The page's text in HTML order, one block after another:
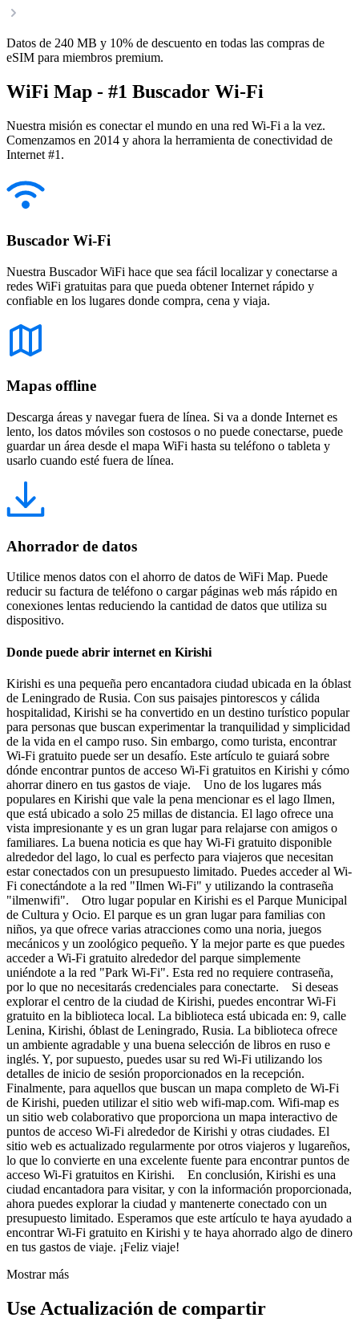
Datos de 240 MB y 10% de descuento en todas las compras de
eSIM para miembros premium.
WiFi Map - #1 Buscador Wi-Fi
Nuestra misión es conectar el mundo en una red Wi-Fi a la vez.
Comenzamos en 2014 y ahora la herramienta de conectividad de
Internet #1.
Buscador Wi-Fi
Nuestra Buscador WiFi hace que sea fácil localizar y conectarse a
redes WiFi gratuitas para que pueda obtener Internet rápido y
confiable en los lugares donde compra, cena y viaja.
Mapas offline
Descarga áreas y navegar fuera de línea. Si va a donde Internet es
lento, los datos móviles son costosos o no puede conectarse, puede
guardar un área desde el mapa WiFi hasta su teléfono o tableta y
usarlo cuando esté fuera de línea.
Ahorrador de datos
Utilice menos datos con el ahorro de datos de WiFi Map. Puede
reducir su factura de teléfono o cargar páginas web más rápido en
conexiones lentas reduciendo la cantidad de datos que utiliza su
dispositivo.
Donde puede abrir internet en Kirishi
Kirishi es una pequeña pero encantadora ciudad ubicada en la óblast
de Leningrado de Rusia. Con sus paisajes pintorescos y cálida
hospitalidad, Kirishi se ha convertido en un destino turístico popular
para personas que buscan experimentar la tranquilidad y simplicidad
de la vida en el campo ruso. Sin embargo, como turista, encontrar
Wi-Fi gratuito puede ser un desafío. Este artículo te guiará sobre
dónde encontrar puntos de acceso Wi-Fi gratuitos en Kirishi y cómo
ahorrar dinero en tus gastos de viaje. Uno de los lugares más
populares en Kirishi que vale la pena mencionar es el lago Ilmen,
que está ubicado a solo 25 millas de distancia. El lago ofrece una
vista impresionante y es un gran lugar para relajarse con amigos o
familiares. La buena noticia es que hay Wi-Fi gratuito disponible
alrededor del lago, lo cual es perfecto para viajeros que necesitan
estar conectados con un presupuesto limitado. Puedes acceder al Wi-
Fi conectándote a la red "Ilmen Wi-Fi" y utilizando la contraseña
"ilmenwifi". Otro lugar popular en Kirishi es el Parque Municipal
de Cultura y Ocio. El parque es un gran lugar para familias con
niños, ya que ofrece varias atracciones como una noria, juegos
mecánicos y un zoológico pequeño. Y la mejor parte es que puedes
acceder a Wi-Fi gratuito alrededor del parque simplemente
uniéndote a la red "Park Wi-Fi". Esta red no requiere contraseña,
por lo que no necesitarás credenciales para conectarte. Si deseas
explorar el centro de la ciudad de Kirishi, puedes encontrar Wi-Fi
gratuito en la biblioteca local. La biblioteca está ubicada en: 9, calle
Lenina, Kirishi, óblast de Leningrado, Rusia. La biblioteca ofrece
un ambiente agradable y una buena selección de libros en ruso e
inglés. Y, por supuesto, puedes usar su red Wi-Fi utilizando los
detalles de inicio de sesión proporcionados en la recepción.
Finalmente, para aquellos que buscan un mapa completo de Wi-Fi
de Kirishi, pueden utilizar el sitio web wifi-map.com. Wifi-map es
un sitio web colaborativo que proporciona un mapa interactivo de
puntos de acceso Wi-Fi alrededor de Kirishi y otras ciudades. El
sitio web es actualizado regularmente por otros viajeros y lugareños,
lo que lo convierte en una excelente fuente para encontrar puntos de
acceso Wi-Fi gratuitos en Kirishi. En conclusión, Kirishi es una
ciudad encantadora para visitar, y con la información proporcionada,
ahora puedes explorar la ciudad y mantenerte conectado con un
presupuesto limitado. Esperamos que este artículo te haya ayudado a
encontrar Wi-Fi gratuito en Kirishi y te haya ahorrado algo de dinero
en tus gastos de viaje. ¡Feliz viaje!
Mostrar más
Use Actualización de compartir